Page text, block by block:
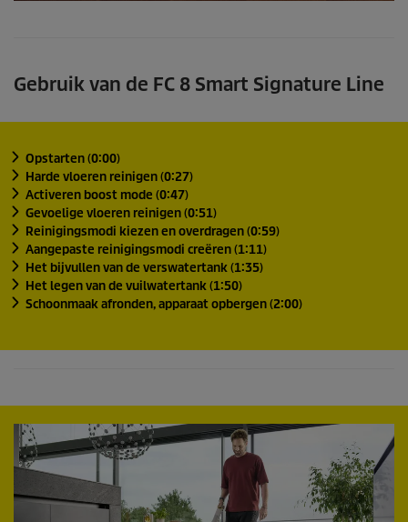
Gebruik van de FC 8 Smart Signature Line
Opstarten (0:00)
Harde vloeren reinigen (0:27)
Activeren boost mode (0:47)
Gevoelige vloeren reinigen (0:51)
Reinigingsmodi kiezen en overdragen (0:59)
Aangepaste reinigingsmodi creëren (1:11)
Het bijvullen van de verswatertank (1:35)
Het legen van de vuilwatertank (1:50)
Schoonmaak afronden, apparaat opbergen (2:00)